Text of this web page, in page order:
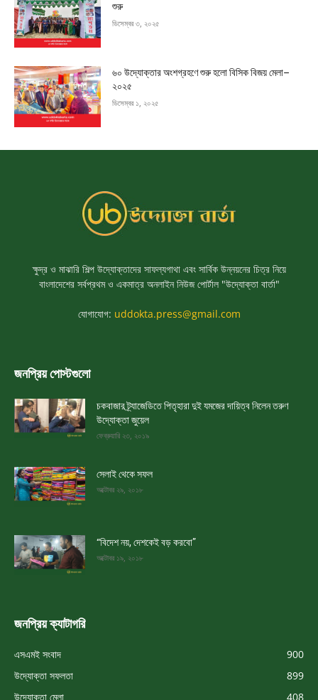
শুরু
ডিসেম্বর ৩, ২০২৫
৬০ উদ্যোক্তার অংশগ্রহণে শুরু হলো বিসিক বিজয় মেলা–
২০২৫
ডিসেম্বর ১, ২০২৫
ক্ষুদ্র ও মাঝারি শিল্প উদ্যোক্তাদের সাফল্যগাথা এবং সার্বিক উন্নয়নের চিত্র নিয়ে
বাংলাদেশের সর্বপ্রথম ও একমাত্র অনলাইন নিউজ পোর্টাল "উদ্যোক্তা বার্তা"
যোগাযোগ: uddokta.press@gmail.com
জনপ্রিয় পোস্টগুলো
চকবাজার ট্র্যাজেডিতে পিতৃহারা দুই যমজের দায়িত্ব নিলেন তরুণ
উদ্যোক্তা জুয়েল
ফেব্রুয়ারি ২৩, ২০১৯
সেলাই থেকে সফল
অক্টোবর ২৯, ২০১৮
“বিদেশ নয়, দেশকেই বড় করবো”
অক্টোবর ১৯, ২০১৮
জনপ্রিয় ক্যাটাগরি
এসএমই সংবাদ
900
উদ্যোক্তা সফলতা
899
উদ্যোক্তা মেলা
408